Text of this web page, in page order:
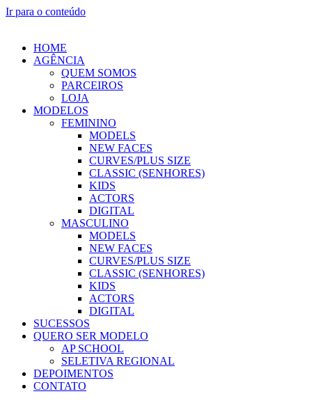
Ir para o conteúdo
HOME
AGÊNCIA
QUEM SOMOS
PARCEIROS
LOJA
MODELOS
FEMININO
MODELS
NEW FACES
CURVES/PLUS SIZE
CLASSIC (SENHORES)
KIDS
ACTORS
DIGITAL
MASCULINO
MODELS
NEW FACES
CURVES/PLUS SIZE
CLASSIC (SENHORES)
KIDS
ACTORS
DIGITAL
SUCESSOS
QUERO SER MODELO
AP SCHOOL
SELETIVA REGIONAL
DEPOIMENTOS
CONTATO